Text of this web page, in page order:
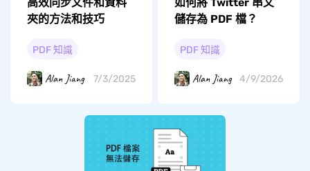
夾的方法和技巧
PDF 知識
Alan Jiang 7/3/2025
儲存為 PDF 檔？
PDF 知識
Alan Jiang 4/9/2026